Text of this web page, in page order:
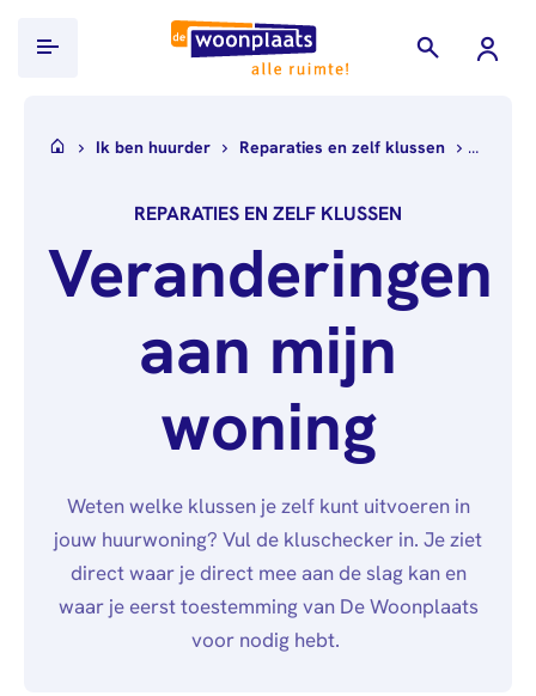
Ik ben huurder
Documenten
inleveren
Inkomensverklaring
Belastingdienst
Loonstroken/uitkeringsspecificaties
Verhuurdersverklaring
Basisregistratie
Personen (BRP)
Stukken van de
bewindvoerder
Over ons
Governance
Algemeen
Raad van
Commissarissen
Stage &
afstuderen
Arbeidsvoorwaarden
Mail 0900 - 9678
Ik ben huurder Reparaties en zelf klussen
REPARATIES EN ZELF KLUSSEN
Veranderingen
aan mijn
woning
Weten welke klussen je zelf kunt uitvoeren in
jouw huurwoning? Vul de kluschecker in. Je ziet
direct waar je direct mee aan de slag kan en
waar je eerst toestemming van De Woonplaats
voor nodig hebt.